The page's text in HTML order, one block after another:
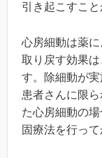
引き起こすこと
心房細動は薬
取り戻す効果
す。除細動が
患者さんに限
た心房細動の
固療法を行っ